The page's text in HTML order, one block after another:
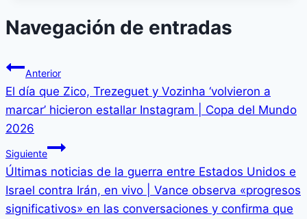
Navegación de entradas
Anterior
El día que Zico, Trezeguet y Vozinha ‘volvieron a
marcar’ hicieron estallar Instagram | Copa del Mundo
2026
Siguiente
Últimas noticias de la guerra entre Estados Unidos e
Israel contra Irán, en vivo | Vance observa «progresos
significativos» en las conversaciones y confirma que